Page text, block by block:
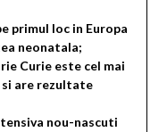
primul loc in Europa
neonatala;
Curie este cel mai
are rezultate
nou-nascuti